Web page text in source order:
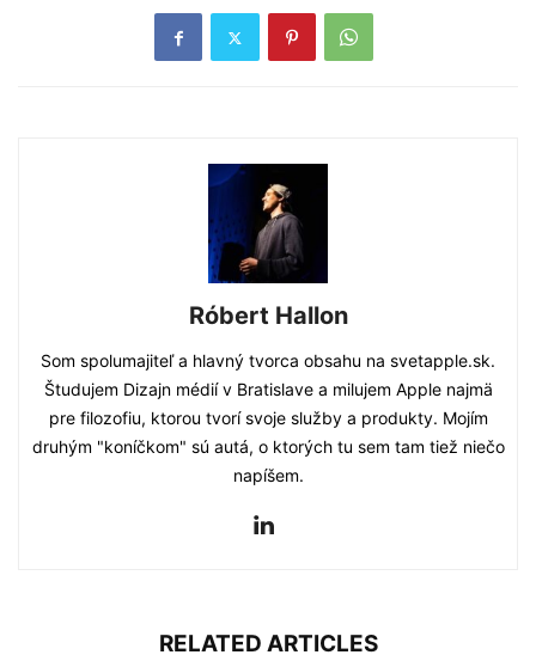
Róbert Hallon
Som spolumajiteľ a hlavný tvorca obsahu na svetapple.sk.
Študujem Dizajn médií v Bratislave a milujem Apple najmä
pre filozofiu, ktorou tvorí svoje služby a produkty. Mojím
druhým "koníčkom" sú autá, o ktorých tu sem tam tiež niečo
napíšem.
RELATED ARTICLES